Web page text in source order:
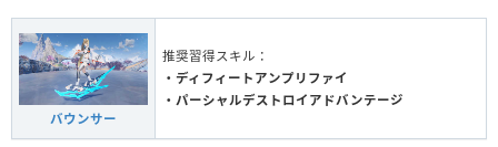
バウンサー
推奨習得スキル：
・ディフィートアンプリファイ
・パーシャルデストロイアドバンテージ